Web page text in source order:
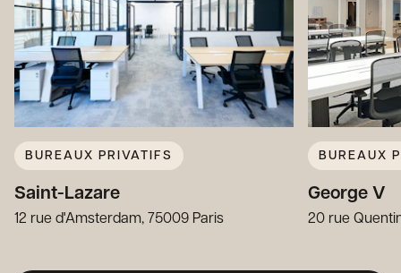
BUREAUX PRIVATIFS
Saint-Lazare
12 rue d'Amsterdam, 75009 Paris
BUREAUX
George V
20 rue